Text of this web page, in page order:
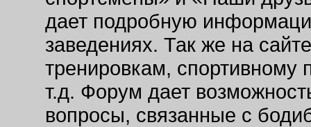
дает подробную
заведениях. Так же на
тренировкам, спортивному
т.д. Форум дает
вопросы, связанные с